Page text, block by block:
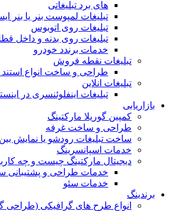
های برد تبلیغاتی
تبلیغات لمپوست بنر یا بنر
تبلیغات روی اتوبوس
تبلیغات روی بدنه و داخل
خدمات برندد خودرو
تبلیغات نقطه فروش
طراحی و ساخت انواع
تبلیغات انلاین
تبلیغات اینفلوئنسری در
بازاریابی
کمپین گوریلا مارکتینگ
طراحی و ساخت غرفه
ساخت تبلیغات رودشو یا نمایش
خدمات اسپانسرینگ
دیجیتال مارکتینگ چیست و چه
خدمات طراحی و
خدمات سئو
برندینگ
انواع طرح های گرافیکی (طراحی